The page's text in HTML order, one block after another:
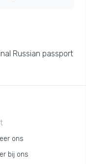
Russian passport
ons
bij ons